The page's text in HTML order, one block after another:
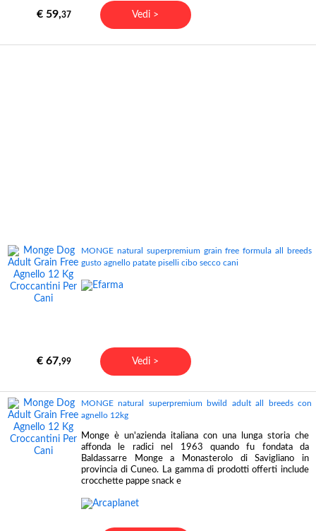
€ 59,37 Vedi >
MONGE natural superpremium grain free formula all breeds
gusto agnello patate piselli cibo secco cani
€ 67,99 Vedi >
MONGE natural superpremium bwild adult all breeds con
agnello 12kg
Monge è un'azienda italiana con una lunga storia che
affonda le radici nel 1963 quando fu fondata da
Baldassarre Monge a Monasterolo di Savigliano in
provincia di Cuneo. La gamma di prodotti offerti include
crocchette pappe snack e